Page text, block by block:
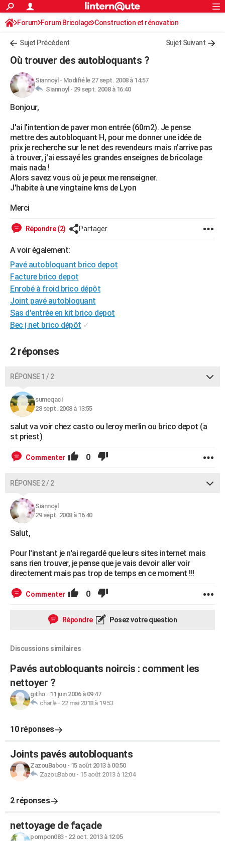
ACTUALITÉS
Politique
Société
Faits Divers
Education
Monde
Villes
+
FINANCE
Retraite
Impôts
Epargne
Immobilier
Risques naturels par ville
Banque
Assurance
Crédit
AUTO
Essais
Réserver un essai
Citadines
Berlines
SUV
Forum auto
+HIGH-TECH
Mobiles
Meilleur smartphone
Internet
Ordinateurs
Jeux vidéo
Guide high-tech
+BRICOLAGE
Forum
Aménagement intérieur
Extérieur
Cuisine
Salle de bains
Jardinage
Rangement
WEEK-END
Guides de France
Escapades
Patrimoine
Expositions
Musées
Week-end nature
LIFESTYLE
Destinations
City break
Voyage nature
Voyage de noces
Forum
Climat
BONS PLANS
CARTE DE VOEUX
Carte de Noël
Carte Bonne année
Carte Saint-Valentin
Carte Pâques
Carte d'anniversaire
DICTIONNAIRE
COPAINS D'AVANT
S'inscrire
Se connecter
Lycées
Collèges
Primaires
Universités
Entreprises
Service militaire
Avis de recherche
AVIS DE DÉCÈS
FORUM
Bricolage
Lifestyle
Culture
Sport
Auto
Television
Voyage
Cinema
Rechercher
S'inscrire
Connexion
Forum Forum Bricolage Construction et rénovation
Sujet Précédent Sujet Suivant
Où trouver des autobloquants ?
Siannoyl - Modifié le 27 sept. 2008 à 14:57
Siannoyl - 29 sept. 2008 à 16:40
Bonjour,
J'ai l'intention de paver mon entrée (60m2). Je pense
mettre des autobloquant H, pour me donner une idée de
prix je recherche sur le net des revendeurs mais n'arrive pas
à trouver, j'ai essayé les grandes enseignes de bricolage
mais nada !
Alors savez vous où je peux me renseigner.
J'habite à une vingtaine kms de Lyon
Merci
Répondre (2) Partager
A voir également:
Pavé autobloquant brico depot
Facture brico depot
Enrobé à froid brico dépôt
Joint pavé autobloquant
Sas d'entrée en kit brico depot
Bec j net brico dépôt ✓
2 réponses
RÉPONSE 1 / 2
sumeqaci
28 sept. 2008 à 13:55
salut va voir chez casto ou leroy merlin ou brico depot (a
st priest)
Commenter 0
RÉPONSE 2 / 2
Siannoyl
29 sept. 2008 à 16:40
Salut,
Pour l'instant je n'ai regardé que leurs sites internet mais
sans rien trouver, je pense que je vais devoir aller voir
directement mais pas trop de temps en ce moment !!!
Commenter 0
Répondre Posez votre question
Discussions similaires
Pavés autobloquants noircis : comment les
nettoyer ?
githo- 11 juin 2006 à 09:47
charle- 22 mai 2018 à 19:53
10 réponses
Joints pavés autobloquants
ZazouBabou- 15 août 2013 à 00:50
ZazouBabou- 15 août 2013 à 12:04
2 réponses
nettoyage de façade
pompon083- 22 oct. 2013 à 12:05